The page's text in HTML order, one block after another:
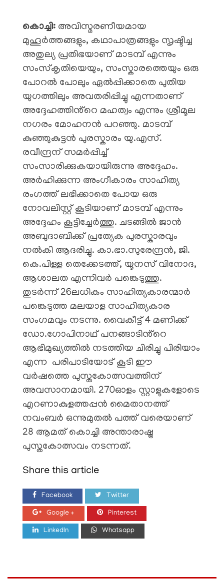
കൊച്ചി: അവിസ്മരണീയമായ
മുഹൂർത്തങ്ങളും, കഥാപാത്രങ്ങളും സൃഷ്ടിച്ച
അതുല്യ പ്രതിഭയാണ് മാടമ്പ് എന്നും
സംസ്കൃതിയെയും, സംസ്കാരത്തെയും ഒരു
പോറൽ പോലും ഏൽപ്പിക്കാതെ പുതിയ
യുഗത്തിലും അവതരിപ്പിച്ചു എന്നതാണ്
അദ്ദേഹത്തിൻ്റെ മഹത്വം എന്നും ശ്രീമൂല
നഗരം മോഹനൻ പറഞ്ഞു. മാടമ്പ്
കുഞ്ഞുകുട്ടൻ പുരസ്കാരം യു.എസ്.
രവീന്ദ്രന് സമർപ്പിച്ച്
സംസാരിക്കുകയായിരുന്നു അദ്ദേഹം.
അർഹിക്കുന്ന അംഗീകാരം സാഹിത്യ
രംഗത്ത് ലഭിക്കാതെ പോയ ഒരു
നോവലിസ്റ്റ് കൂടിയാണ് മാടമ്പ് എന്നും
അദ്ദേഹം കൂട്ടിച്ചേർത്തു. ചടങ്ങിൽ ജാൻ
അബുദാബിക്ക് പ്രത്യേക പുരസ്കാരവും
നൽകി ആദരിച്ചു. കാ.ഭാ.സുരേന്ദ്രൻ, ജി.
കെ.പിള്ള തെക്കേടത്ത്, യൂനസ് വിനോദ,
ആശാലത എന്നിവർ പങ്കെടുത്തു.
തുടർന്ന് 26ലധികം സാഹിത്യകാരന്മാർ
പങ്കെടുത്ത മലയാള സാഹിത്യകാര
സംഗമവും നടന്നു. വൈകീട്ട് 4 മണിക്ക്
ഡോ.ഗോപിനാഥ് പനങ്ങാടിൻ്റെ
ആഭിമുഖ്യത്തിൽ നടത്തിയ ചിരിച്ചു പിരിയാം
എന്ന പരിപാടിയോട് കൂടി ഈ
വർഷത്തെ പുസ്തകോത്സവത്തിന്
അവസാനമായി. 270ഓളം സ്റ്റാളുകളോടെ
എറണാകുളത്തപ്പൻ മൈതാനത്ത്
നവംബർ ഒന്നുമുതൽ പത്ത് വരെയാണ്
28 ആമത് കൊച്ചി അന്താരാഷ്ട്ര
പുസ്തകോത്സവം നടന്നത്.
Share this article
Facebook Twitter
Google + Pinterest
LinkedIn Whatsapp